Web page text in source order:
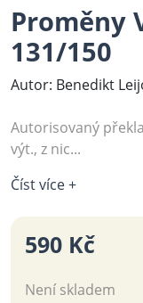
Proměny
131/150
Autor: Benedikt
Autorisovaný
výt., z nic...
Číst více +
590 Kč
Není skladem